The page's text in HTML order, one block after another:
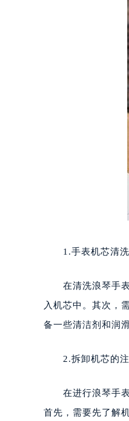
1.手表机芯清洗
在清洗浪琴手表
入机芯中。其次，
备一些清洁剂和润
2.拆卸机芯的注
在进行浪琴手表
首先，需要先了解